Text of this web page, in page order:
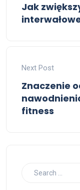
Jak
Next Post
Znaczenie
fitness